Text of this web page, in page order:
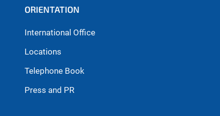
ORIENTATION
International Office
Locations
Telephone Book
Press and PR